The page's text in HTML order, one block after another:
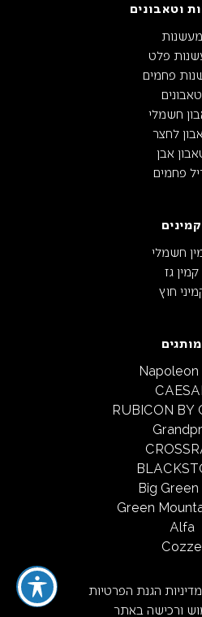
וטאבונים
מעשנות
פלט
פחמים
טאבונים
חשמלי
לחצר
אבן
פחמים
קמינים
חשמלי
קמין גז
חוץ
מותגים
Napoleon
RUBICON BY
Big Green
Green
Alfa
Cozze
מדיניות הגנת הפרטיות
ורכישה באתר